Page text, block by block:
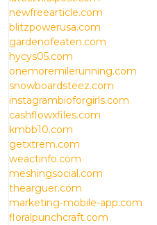
newfreearticle.com
blitzpowerusa.com
gardenofeaten.com
hycys05.com
onemoremilerunning.com
snowboardsteez.com
instagrambioforgirls.com
cashflowxfiles.com
kmbb10.com
getxtrem.com
weactinfo.com
meshingsocial.com
thearguer.com
marketing-mobile-app.com
floralpunchcraft.com